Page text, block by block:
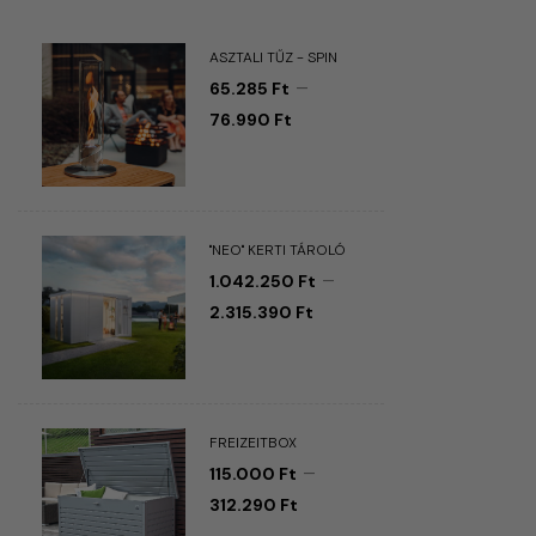
ASZTALI TŰZ - SPIN
65.285 Ft –
76.990 Ft
"NEO" KERTI TÁROLÓ
1.042.250 Ft –
2.315.390 Ft
FREIZEITBOX
115.000 Ft –
312.290 Ft